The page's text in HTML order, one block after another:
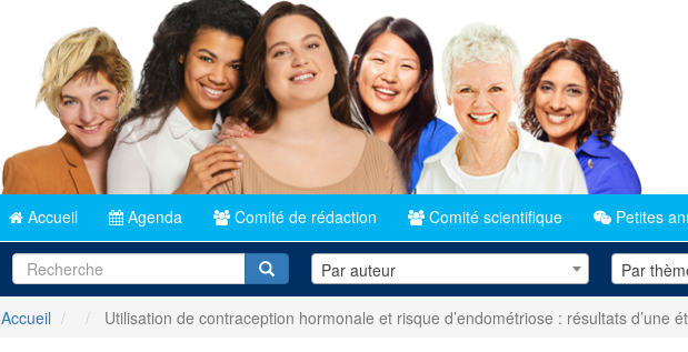
Accueil Agenda Comité de rédaction Comité scientifique Petites
RecherchePar auteur Par
Accueil Utilisation de contraception hormonale et risque d’endométriose : résultats d’une